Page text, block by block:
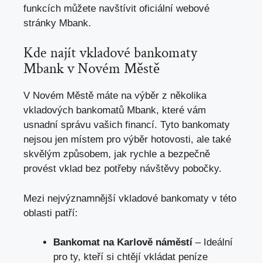
funkcích můžete navštívit oficiální webové
stránky Mbank.
Kde najít vkladové bankomaty
Mbankv Novém Městě
V Novém Městě máte na výběr z několika
vkladových bankomatů Mbank, které vám
usnadní správu vašich financí. Tyto bankomaty
nejsou jen místem pro výběr hotovosti, ale také
skvělým způsobem, jak rychle a bezpečně
provést vklad bez potřeby návštěvy pobočky.
Mezi nejvýznamnější vkladové bankomaty v této
oblasti patří:
Bankomat na Karlově náměstí – Ideální
pro ty, kteří si chtějí vkládat peníze